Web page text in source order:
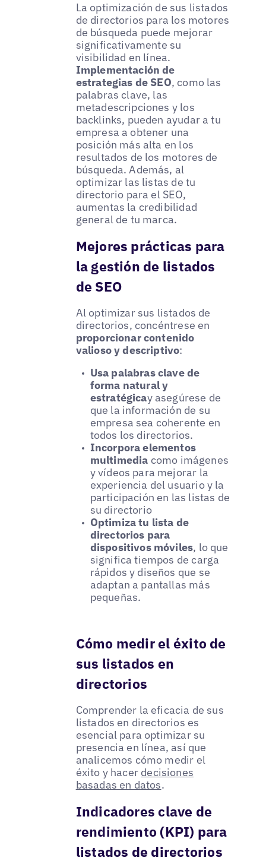
La optimización de sus listados
de directorios para los motores
de búsqueda puede mejorar
significativamente su
visibilidad en línea.
Implementación de
estrategias de SEO, como las
palabras clave, las
metadescripciones y los
backlinks, pueden ayudar a tu
empresa a obtener una
posición más alta en los
resultados de los motores de
búsqueda. Además, al
optimizar las listas de tu
directorio para el SEO,
aumentas la credibilidad
general de tu marca.
Mejores prácticas para
la gestión de listados
de SEO
Al optimizar sus listados de
directorios, concéntrese en
proporcionar contenido
valioso y descriptivo:
Usa palabras clave de
forma natural y
estratégicay asegúrese de
que la información de su
empresa sea coherente en
todos los directorios.
Incorpora elementos
multimedia como imágenes
y vídeos para mejorar la
experiencia del usuario y la
participación en las listas de
su directorio
Optimiza tu lista de
directorios para
dispositivos móviles, lo que
significa tiempos de carga
rápidos y diseños que se
adaptan a pantallas más
pequeñas.
Cómo medir el éxito de
sus listados en
directorios
Comprender la eficacia de sus
listados en directorios es
esencial para optimizar su
presencia en línea, así que
analicemos cómo medir el
éxito y hacer decisiones
basadas en datos.
Indicadores clave de
rendimiento (KPI) para
listados de directorios